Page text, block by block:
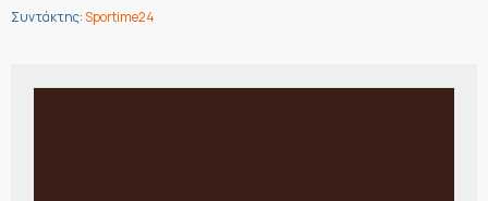
Συντάκτης:Sportime24